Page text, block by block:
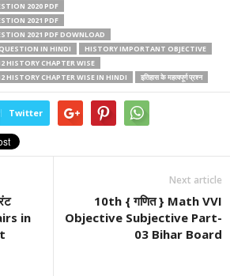
2020 PDF
2021 PDF
2021 PDF DOWNLOAD
IN HINDI
HISTORY IMPORTANT OBJECTIVE
HISTORY CHAPTER WISE
HISTORY CHAPTER WISE IN HINDI
इतिहास के महत्वपूर्ण प्रश्न
Twitter
in
Next article
10th { गणित } Math VVI
Objective Subjective Part-
03 Bihar Board